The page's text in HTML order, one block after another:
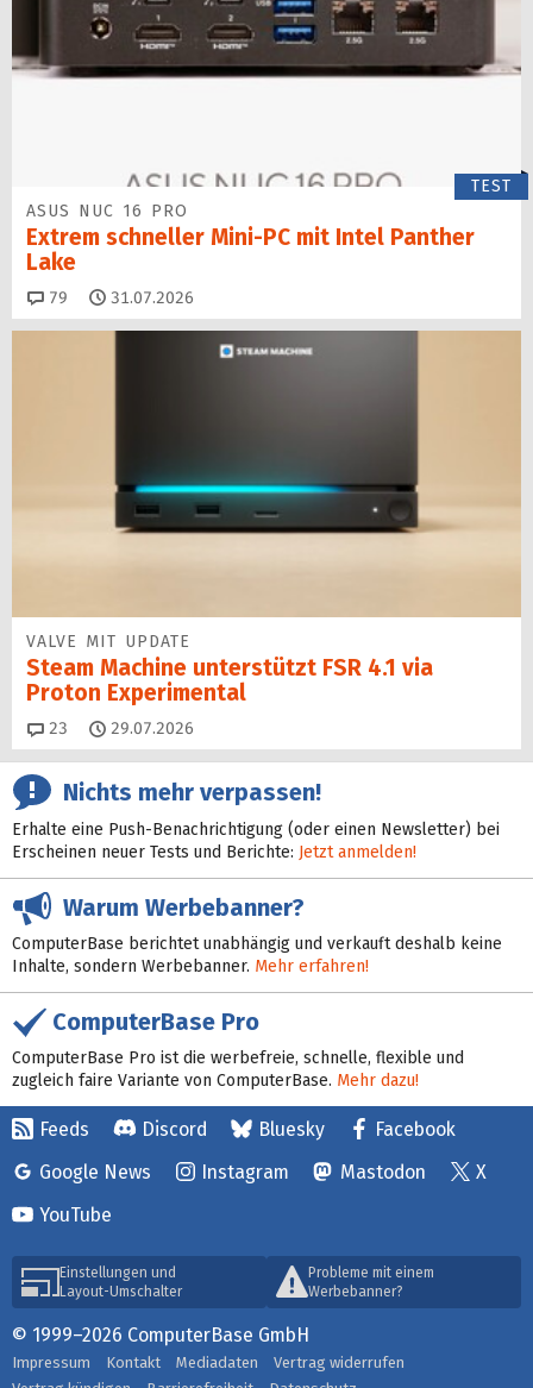
TEST
ASUS NUC 16 PRO
Extrem schneller Mini-PC mit Intel Panther
Lake
79 Kommentare
31.07.2026
VALVE MIT UPDATE
Steam Machine unterstützt FSR 4.1 via
Proton Experimental
23 Kommentare
29.07.2026
Nichts mehr verpassen!
Erhalte eine Push-Benachrichtigung (oder einen Newsletter) bei
Erscheinen neuer Tests und Berichte: Jetzt anmelden!
Warum Werbebanner?
ComputerBase berichtet unabhängig und verkauft deshalb keine
Inhalte, sondern Werbebanner. Mehr erfahren!
ComputerBase Pro
ComputerBase Pro ist die werbefreie, schnelle, flexible und
zugleich faire Variante von ComputerBase. Mehr dazu!
Feeds Discord Bluesky
Facebook
Google News
Instagram Mastodon
X
YouTube
Einstellungen und
Layout-Umschalter
Probleme mit einem
Werbebanner?
© 1999–2026 ComputerBase GmbH
Impressum Kontakt Mediadaten
Vertrag widerrufen